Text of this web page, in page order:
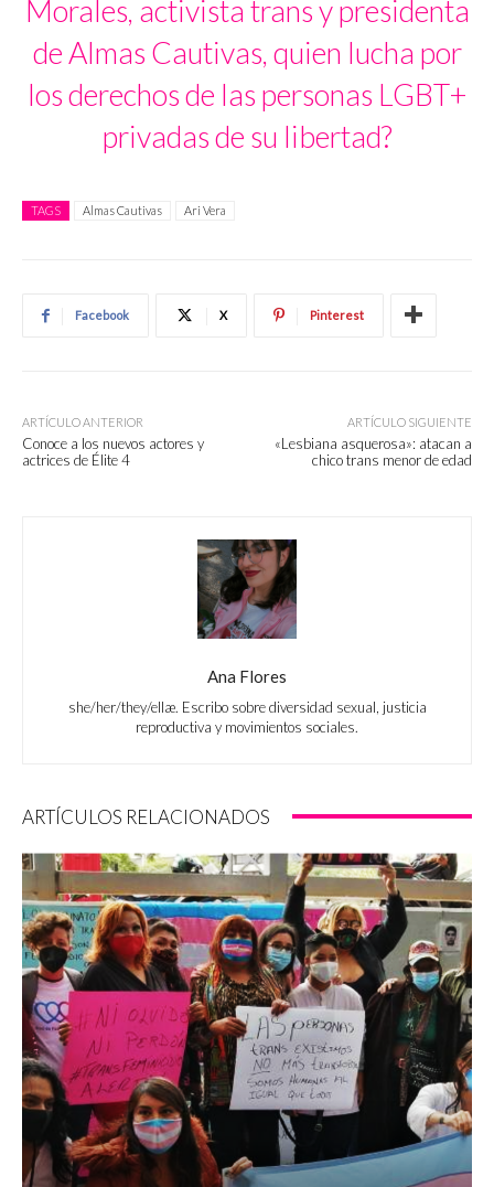
Morales, activista trans y presidenta
de Almas Cautivas, quien lucha por
los derechos de las personas LGBT+
privadas de su libertad?
TAGS Almas Cautivas Ari Vera
Facebook X Pinterest
ARTÍCULO ANTERIOR
Conoce a los nuevos actores y
actrices de Élite 4
ARTÍCULO SIGUIENTE
«Lesbiana asquerosa»: atacan a
chico trans menor de edad
Ana Flores
she/her/they/ellæ. Escribo sobre diversidad sexual, justicia
reproductiva y movimientos sociales.
ARTÍCULOS RELACIONADOS